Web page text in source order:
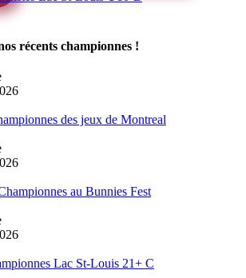
récents championnes !
des jeux de Montreal
au Bunnies Fest
Lac St-Louis 21+ C